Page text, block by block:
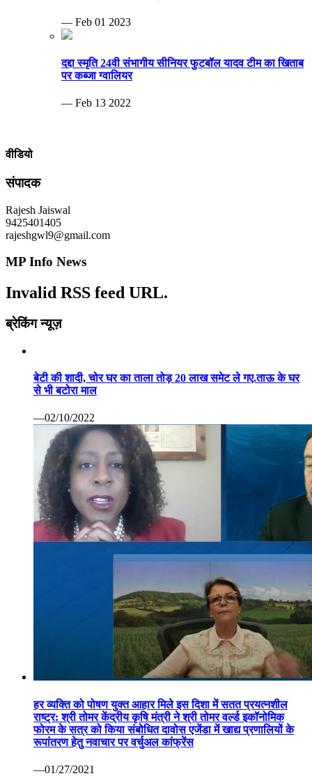
— Feb 01 2023
दद्दा स्मृति 24वी संभागीय सीनियर फुटबॉल यादव टीम का खिताब
पर कब्जा ग्वालियर
— Feb 13 2022
वीडियो
संपादक
Rajesh Jaiswal
9425401405
rajeshgwl9@gmail.com
MP Info News
Invalid RSS feed URL.
ब्रेकिंग न्यूज़
बेटी की शादी, चोर घर का ताला तोड़ 20 लाख समेट ले गए.ताऊ के घर
से भी बटोरा माल
—02/10/2022
हर व्यक्ति को पोषण युक्त आहार मिले इस दिशा में सतत प्रयत्नशील
राष्ट्र: श्री तोमर केंद्रीय कृषि मंत्री ने श्री तोमर वर्ल्ड इकॉनोमिक
फोरम के सत्र को किया संबोधित दावोस एजेंडा में खाद्य प्रणालियों के
रूपांतरण हेतु नवाचार पर वर्चुअल कांफ्रेंस
—01/27/2021